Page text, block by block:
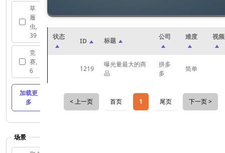
草
履
虫,
39
竞
赛,
6
加载更
多
场景
状态
ID 标题 公司 难度 视频
1219
曝光量最大的商
品
拼多
多
简单
< 上一页 首页 1 尾页 下一页 >